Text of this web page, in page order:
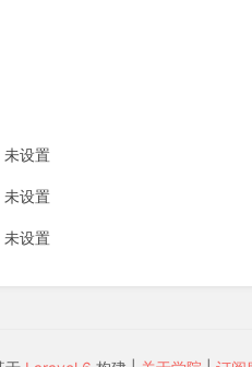
未设置
未设置
未设置